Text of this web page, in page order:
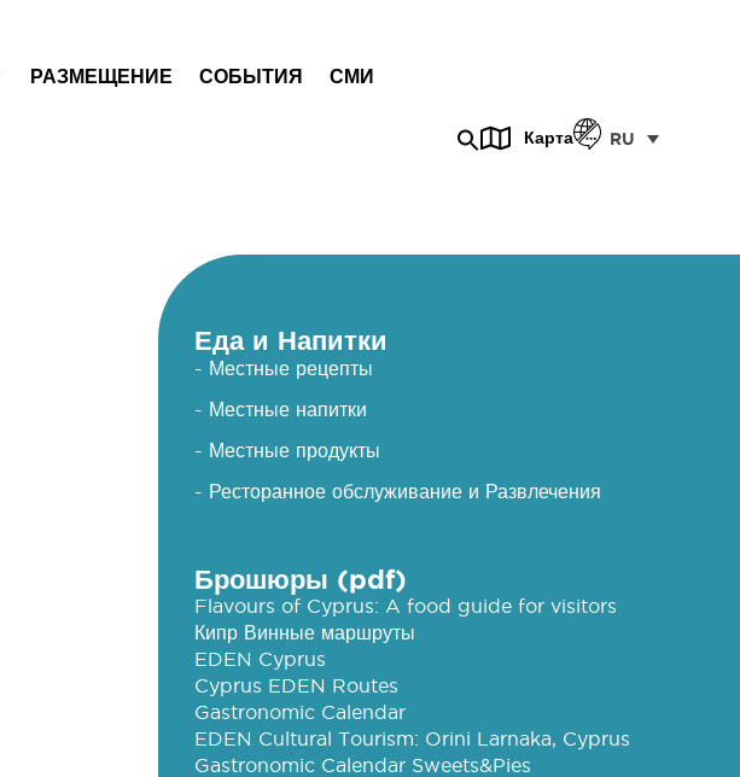
РАЗМЕЩЕНИЕ СОБЫТИЯ СМИ
Карта RU
Еда и Напитки
- Местные рецепты
- Местные напитки
- Местные продукты
- Ресторанное обслуживание и Развлечения
Брошюры (pdf)
Flavours of Cyprus: A food guide for visitors
Кипр Винные маршруты
EDEN Cyprus
Cyprus EDEN Routes
Gastronomic Calendar
EDEN Cultural Tourism: Orini Larnaka, Cyprus
Gastronomic Calendar Sweets&Pies